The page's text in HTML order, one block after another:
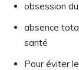
obsession
absence
santé
Pour éviter